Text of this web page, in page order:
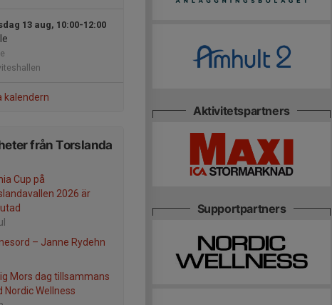
13 aug, 10:00-12:00
kalendern
från Torslanda
Cup på
2026 är
– Janne Rydehn
Mors dag tillsammans
Nordic Wellness
Aktivitetspartners
Supportpartners